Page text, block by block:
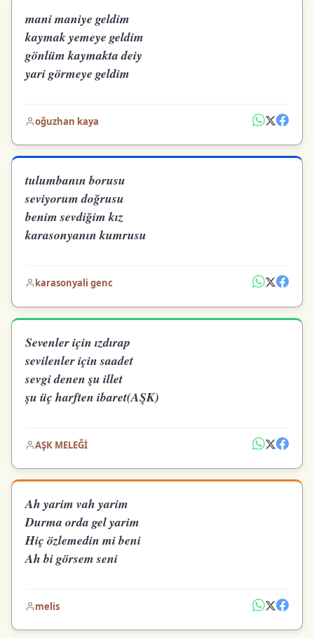
mani maniye geldim
kaymak yemeye geldim
gönlüm kaymakta deiy
yari görmeye geldim
oğuzhan kaya
tulumbanın borusu
seviyorum doğrusu
benim sevdiğim kız
karasonyanın kumrusu
karasonyali genc
Sevenler için ızdırap
sevilenler için saadet
sevgi denen şu illet
şu üç harften ibaret(AŞK)
AŞK MELEĞİ
Ah yarim vah yarim
Durma orda gel yarim
Hiç özlemedin mi beni
Ah bi görsem seni
melis